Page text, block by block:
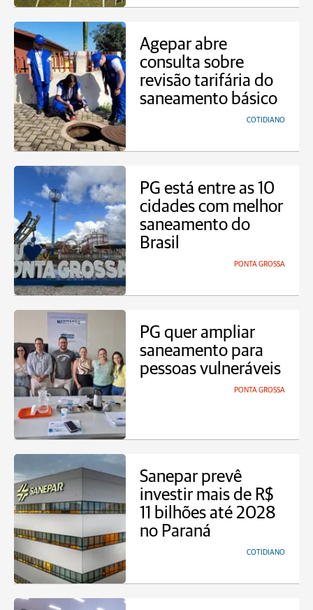
Agepar abre
consulta sobre
revisão tarifária do
saneamento básico
COTIDIANO
PG está entre as 10
cidades com melhor
saneamento do
Brasil
PONTA GROSSA
PG quer ampliar
saneamento para
pessoas vulneráveis
PONTA GROSSA
Sanepar prevê
investir mais de R$
11 bilhões até 2028
no Paraná
COTIDIANO